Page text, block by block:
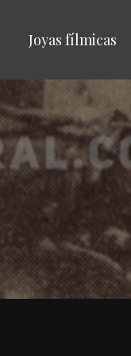
Joyas fílmicas